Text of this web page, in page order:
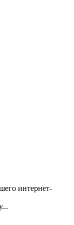
интернет-